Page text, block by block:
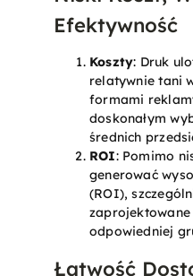
Efektywność
Koszty: Druk
relatywnie tani
formami
doskonałym
średnich
ROI: Pomimo
generować
(ROI),
odpowiedniej
Łatwość